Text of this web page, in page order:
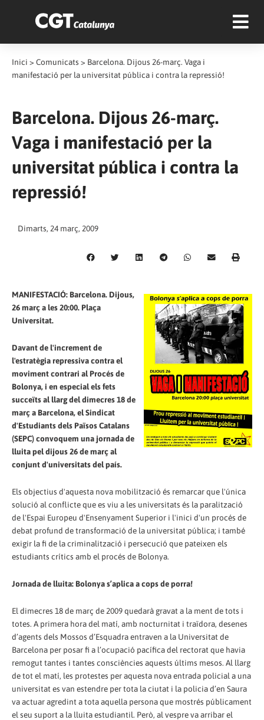
Inici > Comunicats > Barcelona. Dijous 26-març. Vaga i
manifestació per la universitat pública i contra la repressió!
Barcelona. Dijous 26-març.
Vaga i manifestació per la
universitat pública i contra la
repressió!
Dimarts, 24 març, 2009
MANIFESTACIÓ: Barcelona. Dijous,
26 març a les 20:00. Plaça
Universitat.
Davant de l'increment de
l'estratègia repressiva contra el
moviment contrari al Procés de
Bolonya, i en especial els fets
succeïts al llarg del dimecres 18 de
març a Barcelona, el Sindicat
d'Estudiants dels Països Catalans
(SEPC) convoquem una jornada de
lluita pel dijous 26 de març al
conjunt d'universitats del país.
Els objectius d'aquesta nova mobilització és remarcar que l'única
solució al conflicte que es viu a les universitats és la paralització
de l'Espai Europeu d'Ensenyament Superior i l'inici d'un procés de
debat profund de transformació de la universitat pública; i també
exigir la fi de la criminalització i persecució que pateixen els
estudiants crítics amb el procés de Bolonya.
Jornada de lluita: Bolonya s’aplica a cops de porra!
El dimecres 18 de març de 2009 quedarà gravat a la ment de tots i
totes. A primera hora del matí, amb nocturnitat i traïdora, desenes
d’agents dels Mossos d’Esquadra entraven a la Universitat de
Barcelona per posar fi a l’ocupació pacífica del rectorat que havia
remogut tantes i tantes consciències aquests últims mesos. Al llarg
de tot el matí, les protestes per aquesta nova entrada policial a una
universitat es van estendre per tota la ciutat i la policia d’en Saura
va actuar agredint a tota aquella persona que mostrés públicament
el seu suport a la lluita estudiantil. Però, al vespre va arribar el